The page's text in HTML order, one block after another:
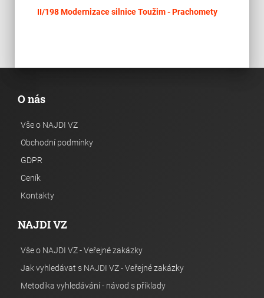
II/198 Modernizace silnice Toužim - Prachomety
O nás
Vše o NAJDI VZ
Obchodní podmínky
GDPR
Ceník
Kontakty
NAJDI VZ
Vše o NAJDI VZ - Veřejné zakázky
Jak vyhledávat s NAJDI VZ - Veřejné zakázky
Metodika vyhledávání - návod s příklady